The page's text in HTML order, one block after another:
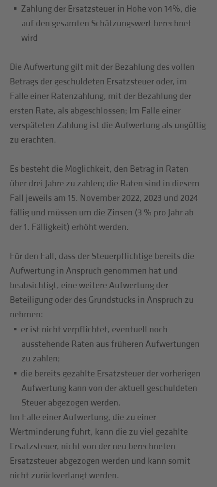
Zahlung der Ersatzsteuer in Höhe von 14%, die
auf den gesamten Schätzungswert berechnet
wird
Die Aufwertung gilt mit der Bezahlung des vollen
Betrags der geschuldeten Ersatzsteuer oder, im
Falle einer Ratenzahlung, mit der Bezahlung der
ersten Rate, als abgeschlossen; Im Falle einer
verspäteten Zahlung ist die Aufwertung als ungültig
zu erachten.
Es besteht die Möglichkeit, den Betrag in Raten
über drei Jahre zu zahlen; die Raten sind in diesem
Fall jeweils am 15. November 2022, 2023 und 2024
fällig und müssen um die Zinsen (3 % pro Jahr ab
der 1. Fälligkeit) erhöht werden.
Für den Fall, dass der Steuerpflichtige bereits die
Aufwertung in Anspruch genommen hat und
beabsichtigt, eine weitere Aufwertung der
Beteiligung oder des Grundstücks in Anspruch zu
nehmen:
er ist nicht verpflichtet, eventuell noch
ausstehende Raten aus früheren Aufwertungen
zu zahlen;
die bereits gezahlte Ersatzsteuer der vorherigen
Aufwertung kann von der aktuell geschuldeten
Steuer abgezogen werden.
Im Falle einer Aufwertung, die zu einer
Wertminderung führt, kann die zu viel gezahlte
Ersatzsteuer, nicht von der neu berechneten
Ersatzsteuer abgezogen werden und kann somit
nicht zurückverlangt werden.